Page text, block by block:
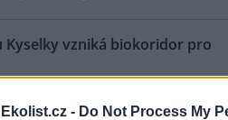
Ekolist.cz - Do Not Process My
Kyselky vzniká biokoridor pro
)
Kolem historické železniční